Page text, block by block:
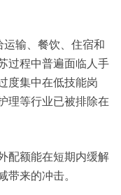
输、餐饮、住宿和
过程中普遍面临人手
度集中在低技能岗
理等行业已被排除在
配额能在短期内缓解
来的冲击。